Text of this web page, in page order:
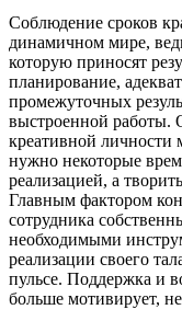
Соблюдение сроков
динамичном мире,
которую приносят
планирование,
промежуточных
выстроенной работы.
креативной личности
нужно некоторые
реализацией, а
Главным фактором
сотрудника
необходимыми
реализации своего
пульсе. Поддержка и
больше мотивирует,